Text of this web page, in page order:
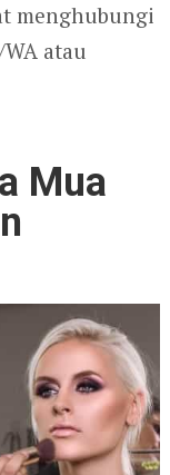
menghubungi
atau
Mua